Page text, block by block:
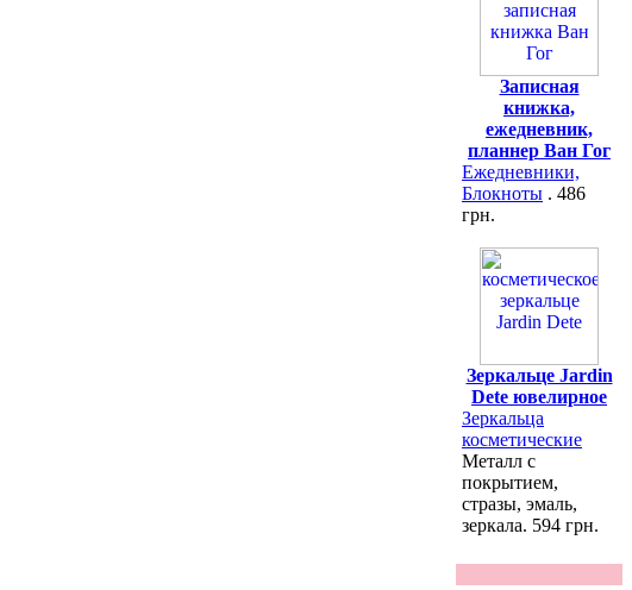
Записная
книжка,
ежедневник,
планнер Ван Гог
Ежедневники,
Блокноты . 486
грн.
Зеркальце Jardin
Dete ювелирное
Зеркальца
косметические
Металл с
покрытием,
стразы, эмаль,
зеркала. 594 грн.